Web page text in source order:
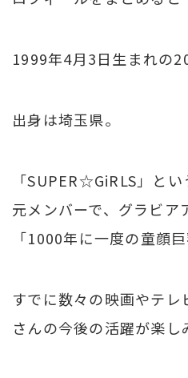
1999年4月3日生まれの
出身は埼玉県。
「SUPER☆GiRLS」と
元メンバーで、グラビア
「1000年に一度の童顔
すでに数々の映画やテレ
さんの今後の活躍が楽し